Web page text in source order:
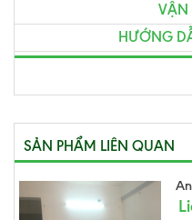
VẬN
HƯỚNG
SẢN PHẨM LIÊN QUAN